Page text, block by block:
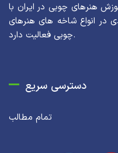
هنرهای چوبی در ایران با
در انواع شاخه های هنرهای
چوبی فعالیت دارد.
دسترسی سریع
تمام مطالب